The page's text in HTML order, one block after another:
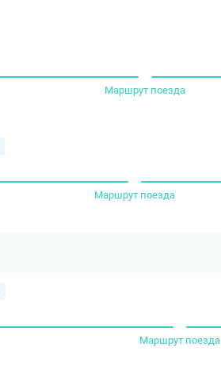
Маршрут поезда
Маршрут поезда
Маршрут поезда